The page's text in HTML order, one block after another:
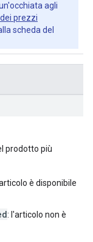
agli
prezzi
scheda del
prodotto più
è disponibile
: l'articolo non è